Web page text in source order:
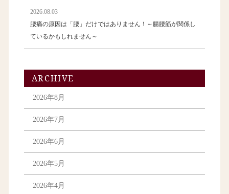
2026.08.03
腰痛の原因は「腰」だけではありません！～腸腰筋が関係し
ているかもしれません～
ARCHIVE
2026年8月
2026年7月
2026年6月
2026年5月
2026年4月